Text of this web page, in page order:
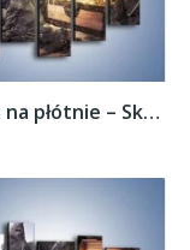
Obraz na płótnie – Skarby świeżo wydobyte...